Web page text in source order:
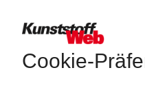
Jetzt kostenlos testen